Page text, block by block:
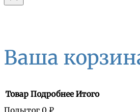
Ваша
Товар Подробнее Итого
Подытог 0 ₽